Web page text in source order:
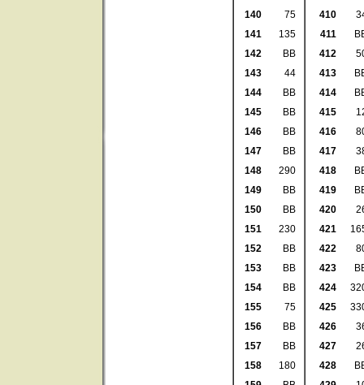
140
75
141
135
142
BB
143
44
144
BB
145
BB
146
BB
147
BB
148
290
149
BB
150
BB
151
230
152
BB
153
BB
154
BB
155
75
156
BB
157
BB
158
180
410
411
412
413
414
415
416
417
418
419
420
421
422
423
424
425
426
427
428